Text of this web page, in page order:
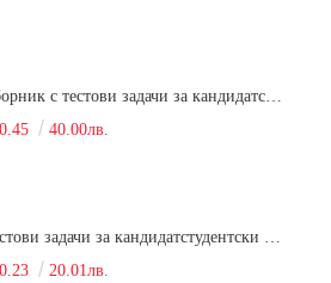
Сборник с тестови задачи за кандидатстудентски изпит по биология върху учебния материал за задължителна и профилирана подготовка, изучаван в средния курс на обучение. Част 2
40.00лв.
Тестови задачи за кандидатстудентски изпит по биология. Сборник
20.01лв.